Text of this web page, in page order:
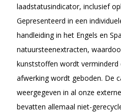
laadstatusindicator, inclusief
Gepresenteerd in een
handleiding in het Engels en
natuursteenextracten,
kunststoffen wordt verminderd
afwerking wordt geboden. De
weergegeven in al onze
bevatten allemaal niet-